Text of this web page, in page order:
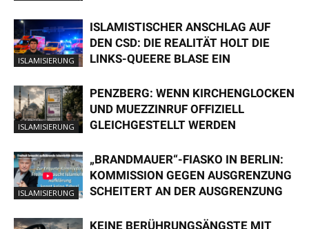
ISLAMISIERUNG
ISLAMISTISCHER ANSCHLAG AUF
DEN CSD: DIE REALITÄT HOLT DIE
LINKS-QUEERE BLASE EIN
ISLAMISIERUNG
PENZBERG: WENN KIRCHENGLOCKEN
UND MUEZZINRUF OFFIZIELL
GLEICHGESTELLT WERDEN
ISLAMISIERUNG
„BRANDMAUER“-FIASKO IN BERLIN:
KOMMISSION GEGEN AUSGRENZUNG
SCHEITERT AN DER AUSGRENZUNG
KEINE BERÜHRUNGSÄNGSTE MIT